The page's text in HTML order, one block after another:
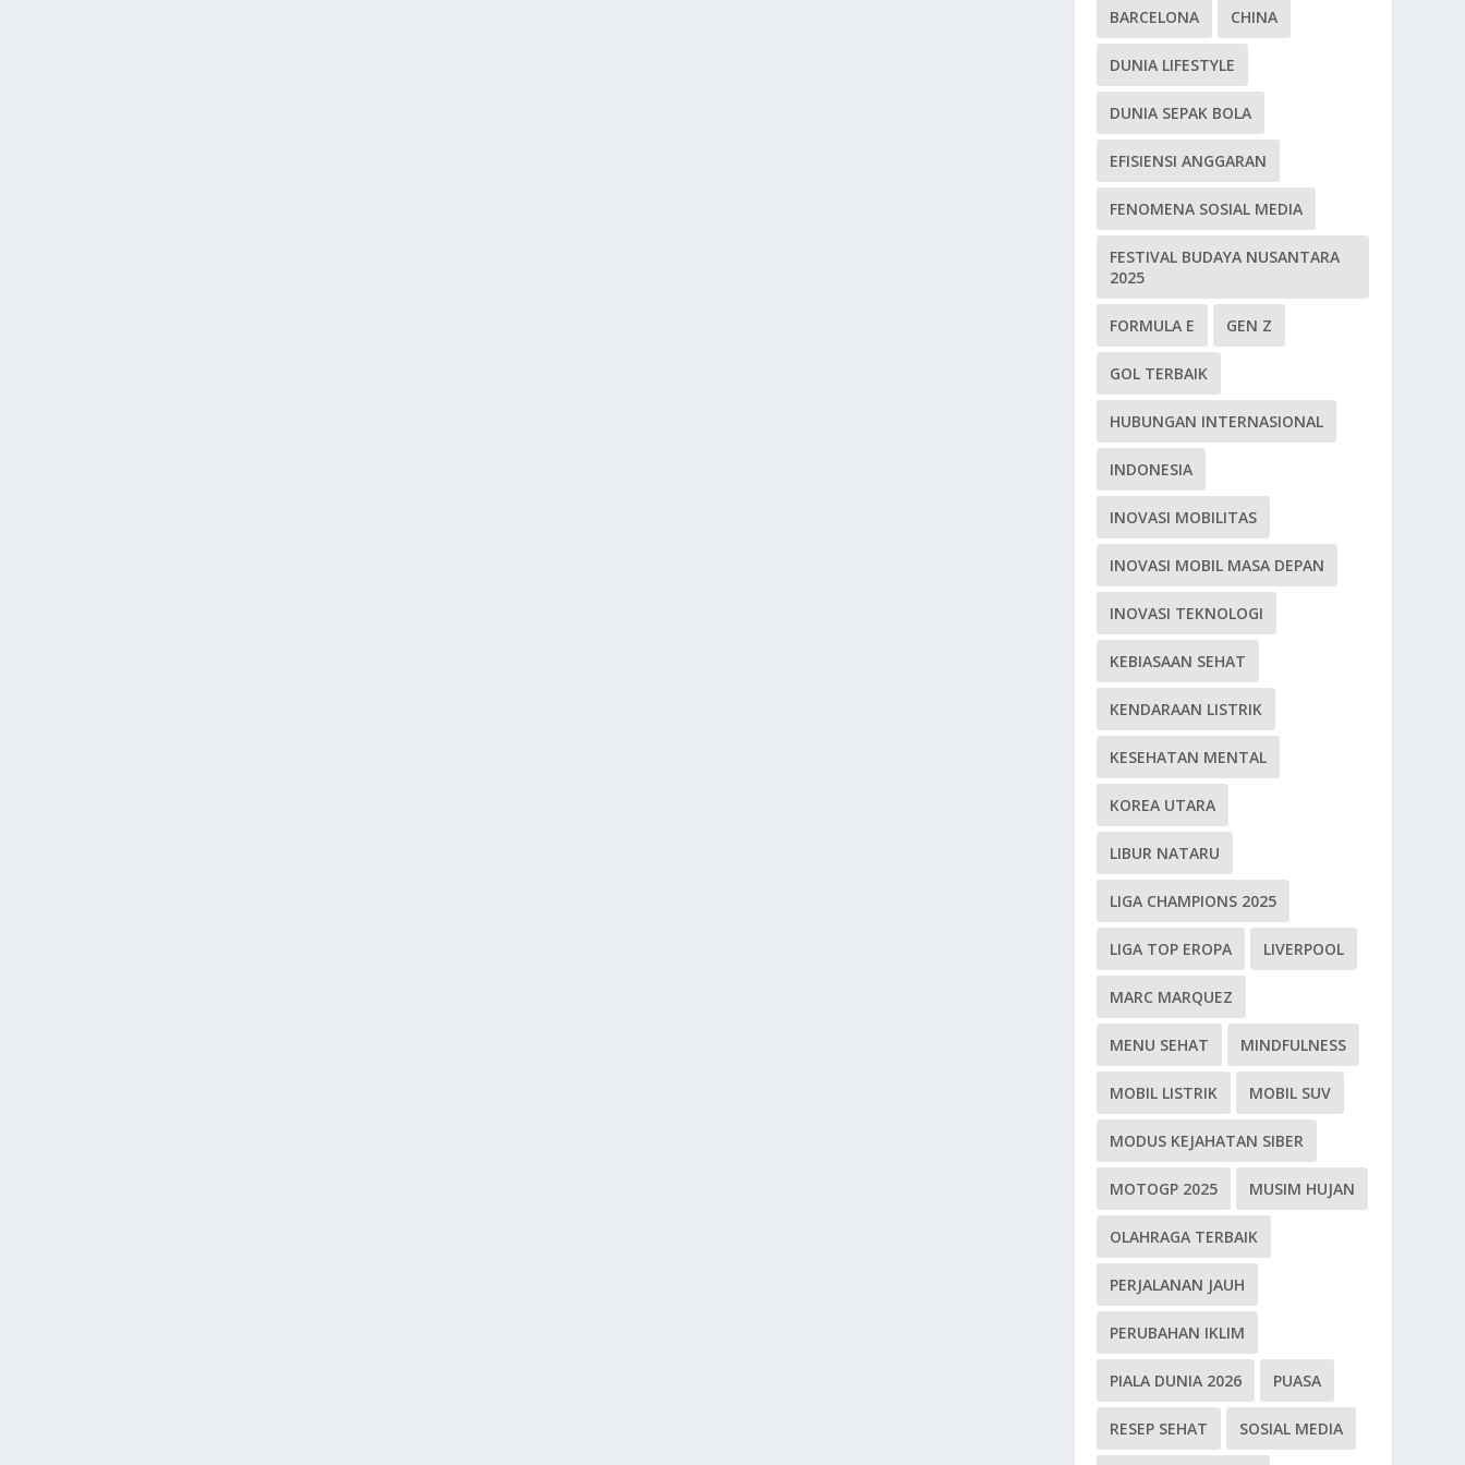
BARCELONA CHINA
DUNIA LIFESTYLE
DUNIA SEPAK BOLA
EFISIENSI ANGGARAN
FENOMENA SOSIAL MEDIA
FESTIVAL BUDAYA NUSANTARA
2025
FORMULA E GEN Z
GOL TERBAIK
HUBUNGAN INTERNASIONAL
INDONESIA
INOVASI MOBILITAS
INOVASI MOBIL MASA DEPAN
INOVASI TEKNOLOGI
KEBIASAAN SEHAT
KENDARAAN LISTRIK
KESEHATAN MENTAL
KOREA UTARA
LIBUR NATARU
LIGA CHAMPIONS 2025
LIGA TOP EROPA LIVERPOOL
MARC MARQUEZ
MENU SEHAT MINDFULNESS
MOBIL LISTRIK MOBIL SUV
MODUS KEJAHATAN SIBER
MOTOGP 2025 MUSIM HUJAN
OLAHRAGA TERBAIK
PERJALANAN JAUH
PERUBAHAN IKLIM
PIALA DUNIA 2026 PUASA
RESEP SEHAT SOSIAL MEDIA